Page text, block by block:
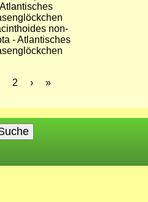
non-
- Atlantisches
Seite
2
Nächste
›
Letzte
»